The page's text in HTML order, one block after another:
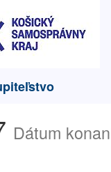
Dátum